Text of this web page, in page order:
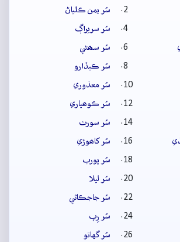
سُر يمن ڪلياڻ
سُر سريراڳ
سُر سھڻي
سُر ڪيڏارو
سُر معذوري
سُر ڪوھياري
سُر سورٺ
سُر کاھوڙي
سُر پورب
سُر ليلا
سُر جاجڪاڻي
سُر رِپ
سُر گهاتو